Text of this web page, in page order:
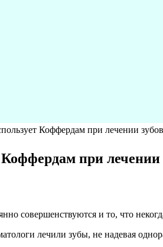
Коффердам при лечении
при лечении
совершенствуются и то, что
лечили зубы, не надевая